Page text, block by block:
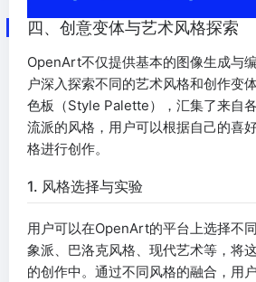
四、创意变体与艺术风格探索
OpenArt不仅提供基本的图像生成与
户深入探索不同的艺术风格和创作变
色板（Style Palette），汇集了来自
流派的风格，用户可以根据自己的喜
格进行创作。
1. 风格选择与实验
用户可以在OpenArt的平台上选择不
象派、巴洛克风格、现代艺术等，将
的创作中。通过不同风格的融合，用